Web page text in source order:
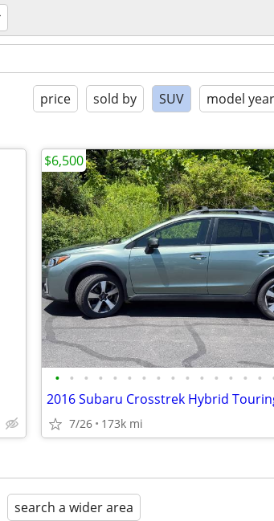
price sold by SUV model year
• • • • • • • • • • • • • • •
2016 Subaru Crosstrek Hybrid
7/26 173k mi
$6,500
search a wider area